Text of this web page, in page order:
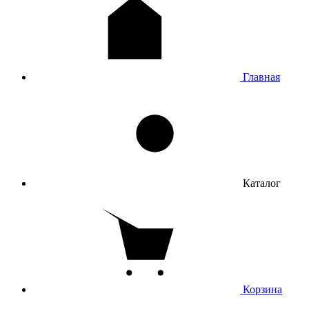
Apple Studio Display
Главная
Каталог
Корзина